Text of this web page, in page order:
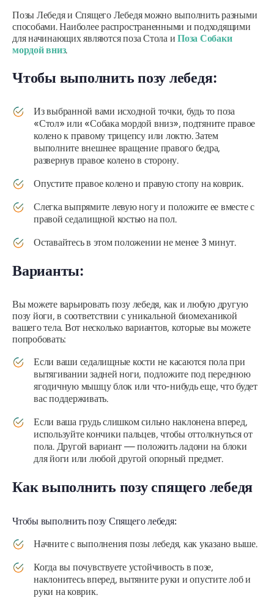
Позы Лебедя и Спящего Лебедя можно выполнить разными
способами. Наиболее распространенными и подходящими
для начинающих являются поза Стола иПоза Собаки
мордой вниз.
Чтобы выполнить позу лебедя:
Из выбранной вами исходной точки, будь то поза
«Стол» или «Собака мордой вниз», подтяните правое
колено к правому трицепсу или локтю. Затем
выполните внешнее вращение правого бедра,
развернув правое колено в сторону.
Опустите правое колено и правую стопу на коврик.
Слегка выпрямите левую ногу и положите ее вместе с
правой седалищной костью на пол.
Оставайтесь в этом положении не менее 3 минут.
Варианты:
Вы можете варьировать позу лебедя, как и любую другую
позу йоги, в соответствии с уникальной биомеханикой
вашего тела. Вот несколько вариантов, которые вы можете
попробовать:
Если ваши седалищные кости не касаются пола при
вытягивании задней ноги, подложите под переднюю
ягодичную мышцу блок или что-нибудь еще, что будет
вас поддерживать.
Если ваша грудь слишком сильно наклонена вперед,
используйте кончики пальцев, чтобы оттолкнуться от
пола. Другой вариант — положить ладони на блоки
для йоги или любой другой опорный предмет.
Как выполнить позу спящего лебедя
Чтобы выполнить позу Спящего лебедя:
Начните с выполнения позы лебедя, как указано выше.
Когда вы почувствуете устойчивость в позе,
наклонитесь вперед, вытяните руки и опустите лоб и
руки на коврик.